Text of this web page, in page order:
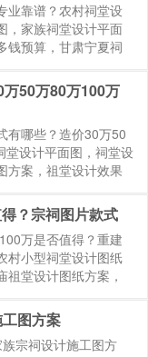
业靠谱？农村祠堂设
，家族祠堂设计平面
钱预算，甘肃宁夏祠
，福建广东宗祠设
样式祠堂...
50万80万100万
哪些？造价30万50
设计平面图，祠堂设
方案，祖堂设计效果
夏提供参考; 农村祠
？宗祠图片款式
万是否值得？重建
村小型祠堂设计图纸
堂设计图纸方案，
万元二层小楼图，
图方案
宗祠设计施工图方